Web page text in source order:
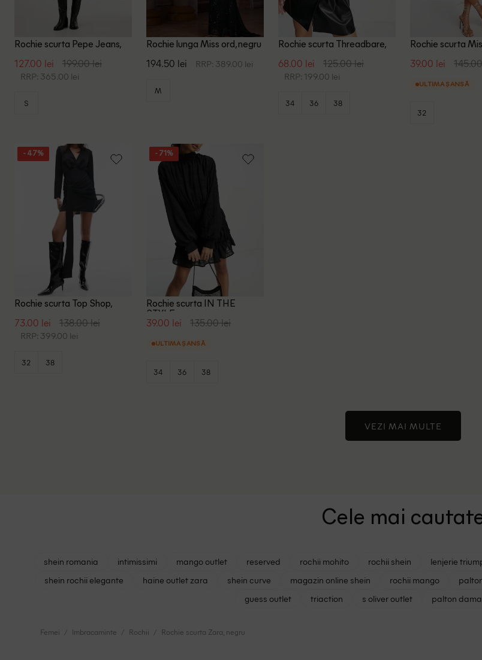
Rochie scurta Pepe Jeans,
127.00 lei 199.00 lei
RRP: 365.00 lei
S
Rochie lunga Miss ord, negru
194.50 lei RRP: 389.00 lei
M
Rochie scurta Threadbare,
68.00 lei 125.00 lei
RRP: 199.00 lei
34 36 38
Rochie scurta
39.00 lei
ULTIMA ȘANSĂ
32
- 47%
Rochie scurta Top Shop,
73.00 lei 138.00 lei
RRP: 399.00 lei
32 38
- 71%
Rochie scurta IN THE
STYLE, negru
39.00 lei 135.00 lei
ULTIMA ȘANSĂ
34 36 38
VEZI MAI MULTE
Cele mai
shein romania intimissimi mango outlet reserved rochii mohito rochii shein lenjerie
shein rochii elegante
haine outlet zara shein curve magazin online shein rochii mango
guess outlet
triaction s oliver outlet palton dama
Femei Imbracaminte Rochii Rochie scurta Zara, negru